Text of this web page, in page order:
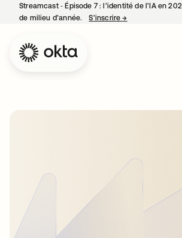
Streamcast ‑ Épisode 7 : l’identité de l’IA en
de milieu d’année.
S’inscrire→